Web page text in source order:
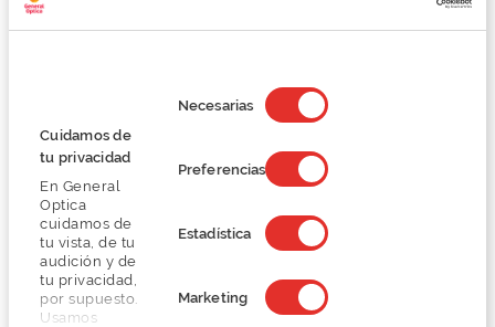
Cuidamos de
tu privacidad
En General
Optica
cuidamos de
tu vista, de tu
audición y de
tu privacidad,
por supuesto.
Usamos
de
consentimiento
Necesarias
Preferencias
Estadística
Marketing
Ray Ban RB4171
113,24 €